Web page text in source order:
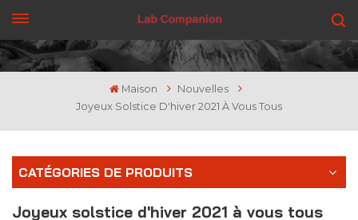
OBTENEZ UN DEVIS
Maison
Nouvelles
Joyeux Solstice D'hiver 2021 À Vous Tous
CATÉGORIES DE PRODUITS
Joyeux solstice d'hiver 2021 à vous tous